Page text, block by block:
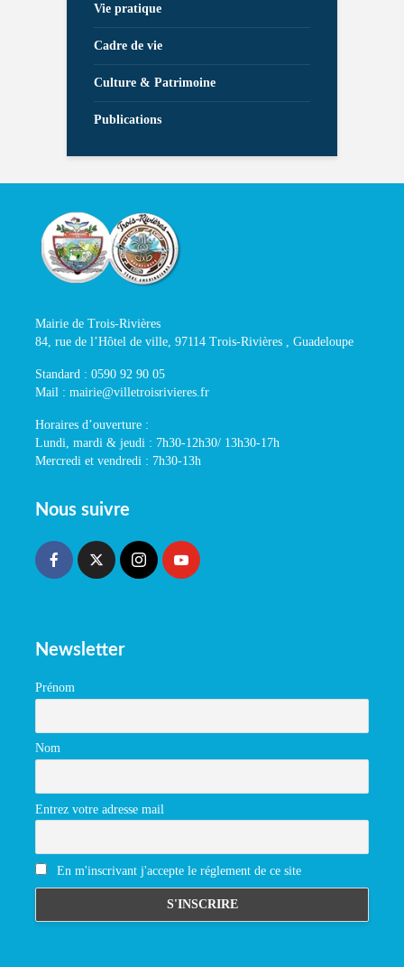
Vie pratique
Cadre de vie
Culture & Patrimoine
Publications
Mairie de Trois-Rivières
84, rue de l’Hôtel de ville, 97114 Trois-Rivières , Guadeloupe
Standard : 0590 92 90 05
Mail : mairie@villetroisrivieres.fr
Horaires d’ouverture :
Lundi, mardi & jeudi : 7h30-12h30/ 13h30-17h
Mercredi et vendredi : 7h30-13h
Nous suivre
Newsletter
Prénom
Nom
Entrez votre adresse mail
En m'inscrivant j'accepte le réglement de ce site